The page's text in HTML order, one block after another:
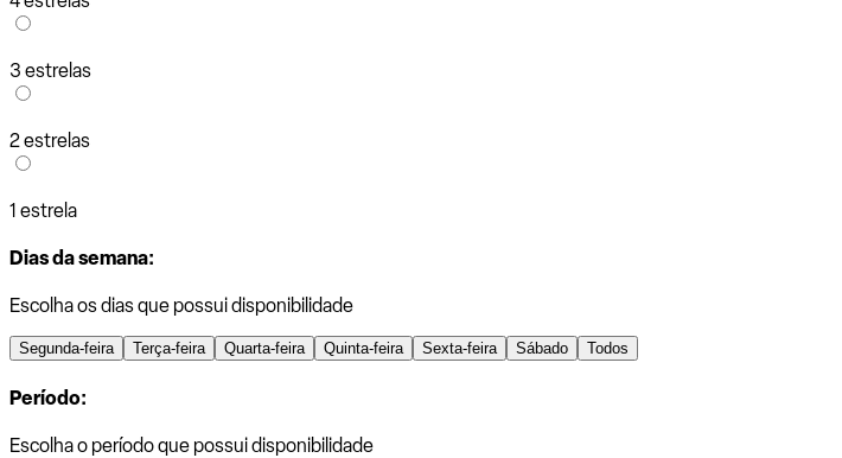
3 estrelas
2 estrelas
1 estrela
Dias da semana:
Escolha os dias que possui disponibilidade
Segunda-feira Terça-feira Quarta-feira Quinta-feira Sexta-feira Sábado Todos
Período:
Escolha o período que possui disponibilidade